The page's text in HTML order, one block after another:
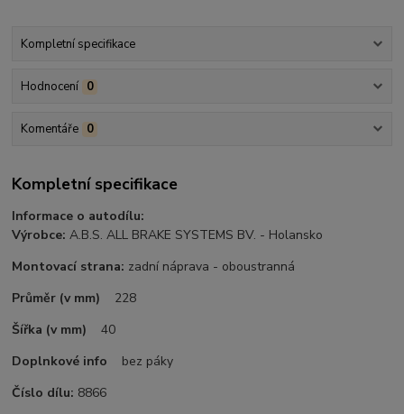
Kompletní specifikace
Hodnocení 0
Komentáře 0
Kompletní specifikace
Informace o autodílu:
Výrobce:A.B.S. ALL BRAKE SYSTEMS BV. - Holansko
Montovací strana: zadní náprava - oboustranná
Průměr (v mm) 228
Šířka (v mm)
40
Doplnkové info bez páky
Číslo dílu: 8866